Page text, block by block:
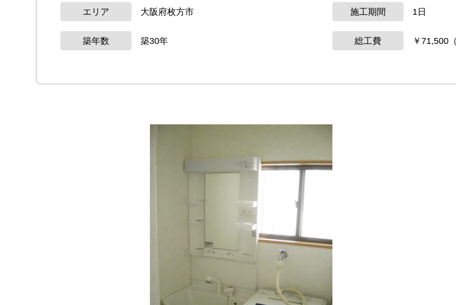
エリア 大阪府枚方市 施工期間 1日
築年数 築30年 総工費 ￥71,500